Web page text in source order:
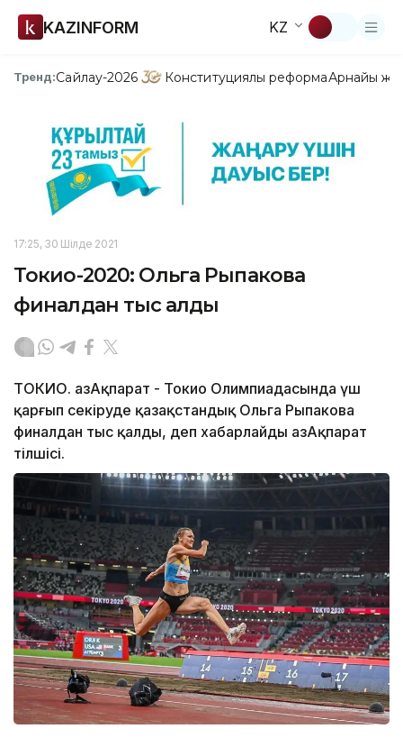
KAZINFORM KZ
Тренд:Сайлау-2026 Конституциялық реформаАрнайы
17:25, 30 Шілде 2021
Токио-2020: Ольга Рыпакова
финалдан тыс қалды
ТОКИО. ҚазАқпарат - Токио Олимпиадасында үш
қарғып секіруде қазақстандық Ольга Рыпакова
финалдан тыс қалды, деп хабарлайды ҚазАқпарат
тілшісі.